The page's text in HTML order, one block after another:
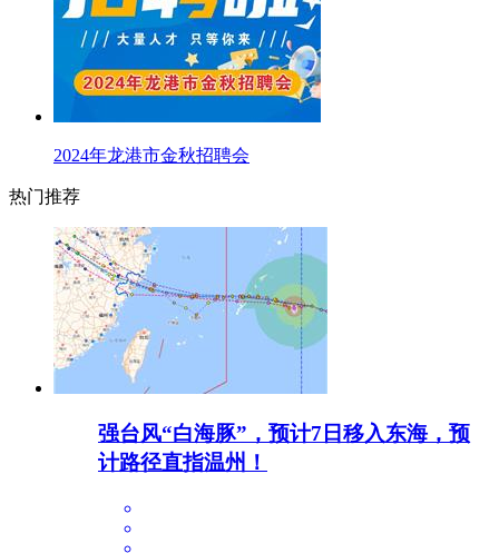
2024年龙港市金秋招聘会
热门推荐
强台风“白海豚”，预计7日移入东海，预
计路径直指温州！